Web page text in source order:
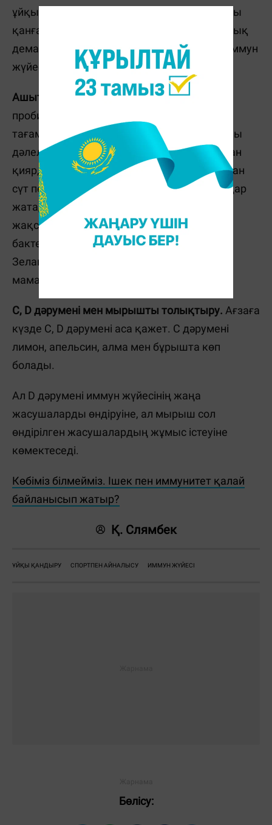
ұйқының өте маңызды екенін айтады. Ұйқы
қанғанда ғана ми толық демалады. Ал толық
демалған мидың жүйке жүйесі орнығып, иммун
жүйесімен жақсы байланыс орнайды.
Ашытылған тағам жеу.Ғылымда
пробиотикалық, яғни, ашытылған
тағамдардың иммун жүйесін жақсартатыны
дәлелденген. Ондай тағамдарға ашытылған
қияр, ашытылған орамжапырақ, ашытылған
сүт пен айран, йогурт, кимчи сынды тағамдар
жатады. Бұл тағамдар адамның ішектегі
жақсы бактерияларды көбейтіп, жаман
бактерияларды азайтады. Мұны Жаңа
Зеландияның Отаго университетінің
мамандары анықтаған.
С, D дәрумені мен мырышты толықтыру. Ағзаға
күзде С, D дәрумені аса қажет. С дәрумені
лимон, апельсин, алма мен бұрышта көп
болады.
Ал D дәрумені иммун жүйесінің жаңа
жасушаларды өндіруіне, ал мырыш сол
өндірілген жасушалардың жұмыс істеуіне
көмектеседі.
Көбіміз білмейміз. Ішек пен иммунитет қалай
байланысып жатыр?
Қ. Слямбек
ҰЙҚЫ ҚАНДЫРУ СПОРТПЕН АЙНАЛЫСУ ИММУН ЖҮЙЕСІ
Бөлісу: